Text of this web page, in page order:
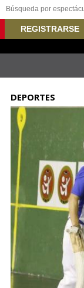
REGISTRARSE
DEPORTES